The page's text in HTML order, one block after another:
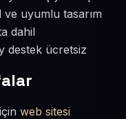
ve uyumlu tasarım
dahil
destek ücretsiz
web sitesi